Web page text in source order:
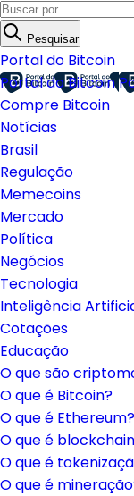
Pesquisar
Portal do Bitcoin
Portal do Bitcoin
Compre Bitcoin
Notícias
Brasil
Regulação
Memecoins
Mercado
Política
Negócios
Tecnologia
Inteligência
Cotações
Educação
O que são
O que é Bitcoin?
O que é Ethereum?
O que é
O que é
O que é